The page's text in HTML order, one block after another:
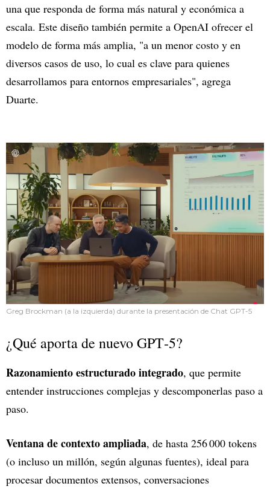
una que responda de forma más natural y económica a
escala. Este diseño también permite a OpenAI ofrecer el
modelo de forma más amplia, "a un menor costo y en
diversos casos de uso, lo cual es clave para quienes
desarrollamos para entornos empresariales", agrega
Duarte.
Greg Brockman (a la izquierda) durante la presentación de Chat GPT-5
¿Qué aporta de nuevo GPT‑5?
Razonamiento estructurado integrado, que permite
entender instrucciones complejas y descomponerlas paso a
paso.
Ventana de contexto ampliada, de hasta 256 000 tokens
(o incluso un millón, según algunas fuentes), ideal para
procesar documentos extensos, conversaciones